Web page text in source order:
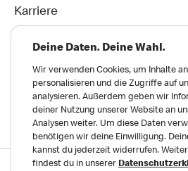
Karriere
Datenschutz
Deine Daten. Deine Wahl.
Wir verwenden Cookies, um Inhalte
personalisieren und die Zugriffe auf
analysieren. Außerdem geben wir
deiner Nutzung unserer Website an
Analysen weiter. Um diese Daten
benötigen wir deine Einwilligung.
kannst du jederzeit widerrufen.
findest du in unserer